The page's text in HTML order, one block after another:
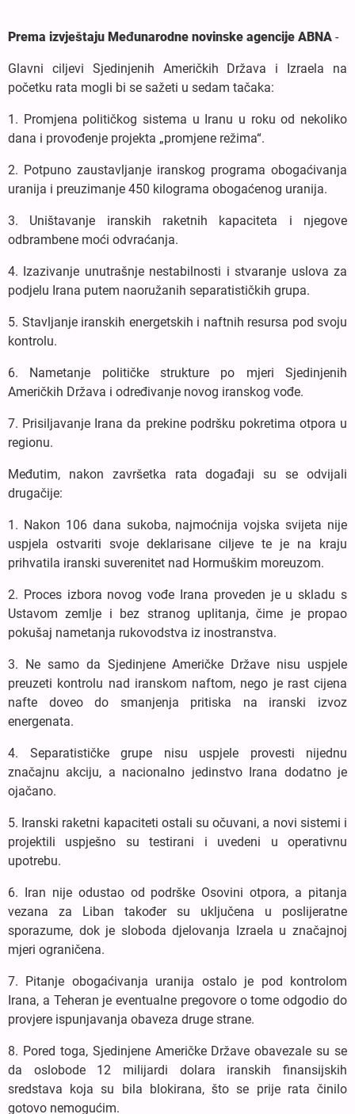
Prema izvještaju Međunarodne novinske agencije ABNA -
Glavni ciljevi Sjedinjenih Američkih Država i Izraela na
početku rata mogli bi se sažeti u sedam tačaka:
1. Promjena političkog sistema u Iranu u roku od nekoliko
dana i provođenje projekta „promjene režima“.
2. Potpuno zaustavljanje iranskog programa obogaćivanja
uranija i preuzimanje 450 kilograma obogaćenog uranija.
3. Uništavanje iranskih raketnih kapaciteta i njegove
odbrambene moći odvraćanja.
4. Izazivanje unutrašnje nestabilnosti i stvaranje uslova za
podjelu Irana putem naoružanih separatističkih grupa.
5. Stavljanje iranskih energetskih i naftnih resursa pod svoju
kontrolu.
6. Nametanje političke strukture po mjeri Sjedinjenih
Američkih Država i određivanje novog iranskog vođe.
7. Prisiljavanje Irana da prekine podršku pokretima otpora u
regionu.
Međutim, nakon završetka rata događaji su se odvijali
drugačije:
1. Nakon 106 dana sukoba, najmoćnija vojska svijeta nije
uspjela ostvariti svoje deklarisane ciljeve te je na kraju
prihvatila iranski suverenitet nad Hormuškim moreuzom.
2. Proces izbora novog vođe Irana proveden je u skladu s
Ustavom zemlje i bez stranog uplitanja, čime je propao
pokušaj nametanja rukovodstva iz inostranstva.
3. Ne samo da Sjedinjene Američke Države nisu uspjele
preuzeti kontrolu nad iranskom naftom, nego je rast cijena
nafte doveo do smanjenja pritiska na iranski izvoz
energenata.
4. Separatističke grupe nisu uspjele provesti nijednu
značajnu akciju, a nacionalno jedinstvo Irana dodatno je
ojačano.
5. Iranski raketni kapaciteti ostali su očuvani, a novi sistemi i
projektili uspješno su testirani i uvedeni u operativnu
upotrebu.
6. Iran nije odustao od podrške Osovini otpora, a pitanja
vezana za Liban također su uključena u poslijeratne
sporazume, dok je sloboda djelovanja Izraela u značajnoj
mjeri ograničena.
7. Pitanje obogaćivanja uranija ostalo je pod kontrolom
Irana, a Teheran je eventualne pregovore o tome odgodio do
provjere ispunjavanja obaveza druge strane.
8. Pored toga, Sjedinjene Američke Države obavezale su se
da oslobode 12 milijardi dolara iranskih finansijskih
sredstava koja su bila blokirana, što se prije rata činilo
gotovo nemogućim.